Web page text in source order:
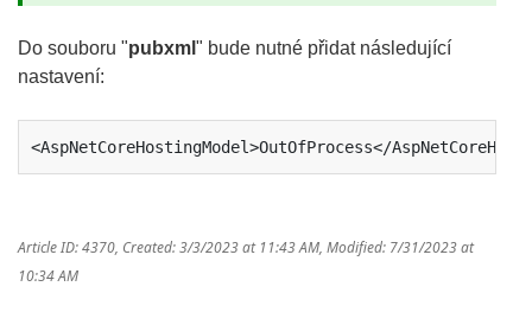
Do souboru "pubxml " bude nutné přidat následující
nastavení:
<AspNetCoreHostingModel>OutOfProcess</
Article ID: 4370, Created: 3/3/2023 at 11:43 AM, Modified: 7/31/2023 at
10:34 AM